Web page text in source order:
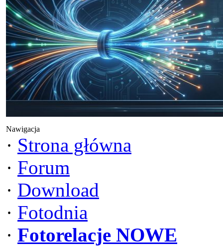
Nawigacja
· Strona główna
· Forum
· Download
· Fotodnia
· Fotorelacje NOWE